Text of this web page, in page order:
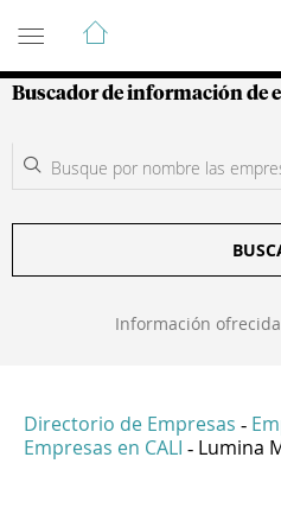
Guía de Empresas
Buscador de información de
Información
Directorio de Empresas -
Empresas en CALI - Lumina